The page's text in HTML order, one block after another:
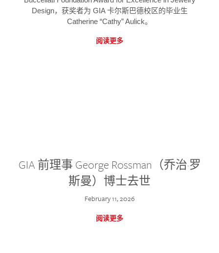
Design，获奖者为 GIA 卡尔斯巴德校区的毕业生
Catherine “Cathy” Aulick。
阅读更多
GIA 前理事 George Rossman（乔治·罗
斯曼）博士去世
February 11, 2026
阅读更多